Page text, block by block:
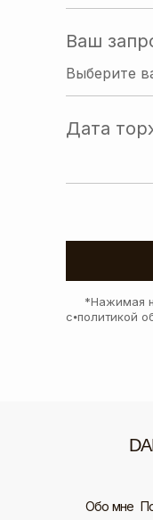
Ваш
Дата
*Нажимая
с⦁политикой
Обо мне